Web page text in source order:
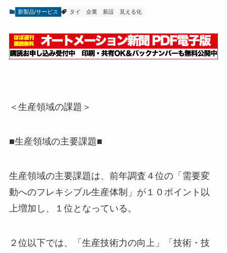
新製品/サービス タイ 企業 新設 見える化
＜生産領域の課題＞
■生産領域の主要課題■
生産領域の主要課題は、前年調査４位の「需要変
動へのフレキシブル生産体制」が１０ポイント以
上増加し、１位となっている。
２位以下では、「生産技術力の向上」「技術・技